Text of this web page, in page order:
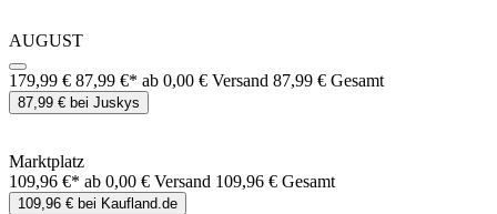
AUGUST
179,99 € 87,99 €* ab 0,00 € Versand 87,99 € Gesamt
87,99 € bei Juskys
Marktplatz
109,96 €* ab 0,00 € Versand 109,96 € Gesamt
109,96 € bei Kaufland.de